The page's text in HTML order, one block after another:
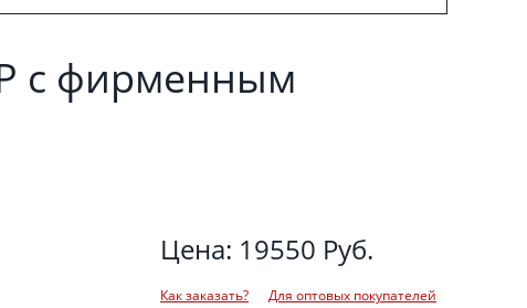
с фирменным
Цена: 19550 Руб.
Как заказать? Для оптовых покупателей